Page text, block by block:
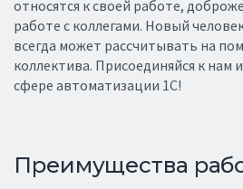
относятся к своей работе,
работе с коллегами. Новый
всегда может рассчитывать на
коллектива. Присоединяйся к нам
сфере автоматизации 1С!
Преимущества